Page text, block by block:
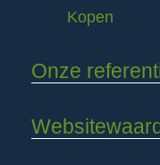
Kopen
Onze